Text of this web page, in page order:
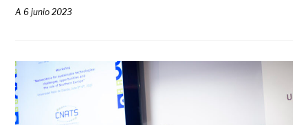
A6 junio 2023